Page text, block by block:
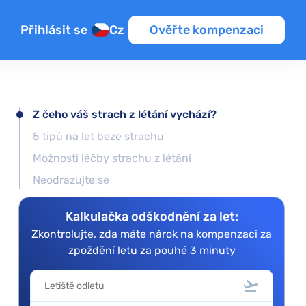
Přihlásit se Cz Ověřte kompenzaci
Z čeho váš strach z létání vychází?
5 tipů na let beze strachu
Možnosti léčby strachu z létání
Neodrazujte se
Kalkulačka odškodnění za let:
Zkontrolujte, zda máte nárok na kompenzaci za
zpoždění letu za pouhé 3 minuty